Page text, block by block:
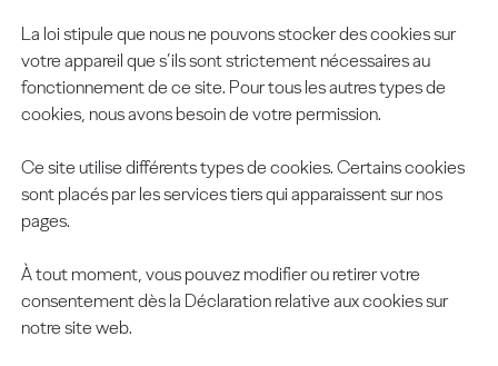
La loi stipule que nous ne pouvons stocker des cookies sur
votre appareil que s’ils sont strictement nécessaires au
fonctionnement de ce site. Pour tous les autres types de
cookies, nous avons besoin de votre permission.
Ce site utilise différents types de cookies. Certains cookies
sont placés par les services tiers qui apparaissent sur nos
pages.
À tout moment, vous pouvez modifier ou retirer votre
consentement dès la Déclaration relative aux cookies sur
notre site web.